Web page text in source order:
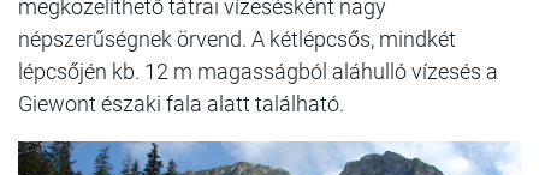
megközelíthető tátrai vízesésként nagy
népszerűségnek örvend. A kétlépcsős, mindkét
lépcsőjén kb. 12 m magasságból aláhulló vízesés a
Giewont északi fala alatt található.